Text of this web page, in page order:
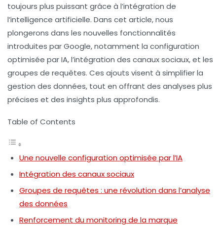
toujours plus puissant grâce à l’intégration de
l’intelligence artificielle. Dans cet article, nous
plongerons dans les nouvelles fonctionnalités
introduites par Google, notamment la configuration
optimisée par IA, l’intégration des canaux sociaux, et les
groupes de requêtes. Ces ajouts visent à simplifier la
gestion des données, tout en offrant des analyses plus
précises et des insights plus approfondis.
Table of Contents
Une nouvelle configuration optimisée par l’IA
Intégration des canaux sociaux
Groupes de requêtes : une révolution dans l’analyse
des données
Renforcement du monitoring de la marque